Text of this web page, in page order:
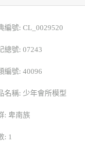
編號: CL_0029520
總號: 07243
編號: 40096
名稱: 少年會所模型
: 卑南族
: 1